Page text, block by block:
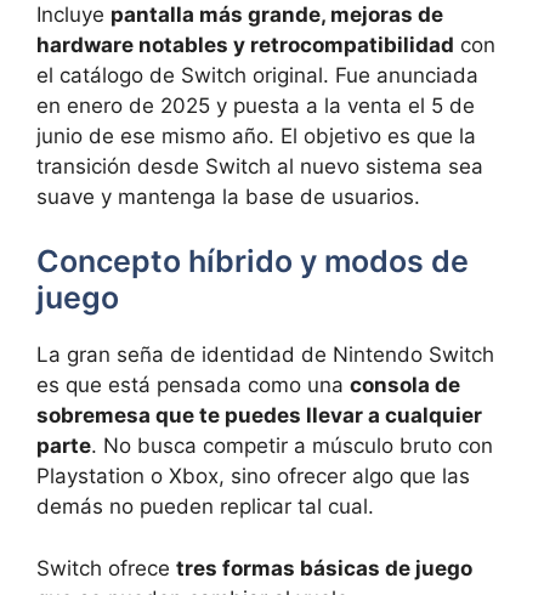
Incluye pantalla más grande, mejoras de
hardware notables y retrocompatibilidad con
el catálogo de Switch original. Fue anunciada
en enero de 2025 y puesta a la venta el 5 de
junio de ese mismo año. El objetivo es que la
transición desde Switch al nuevo sistema sea
suave y mantenga la base de usuarios.
Concepto híbrido y modos de
juego
La gran seña de identidad de Nintendo Switch
es que está pensada como una consola de
sobremesa que te puedes llevar a cualquier
parte. No busca competir a músculo bruto con
Playstation o Xbox, sino ofrecer algo que las
demás no pueden replicar tal cual.
Switch ofrece tres formas básicas de juego